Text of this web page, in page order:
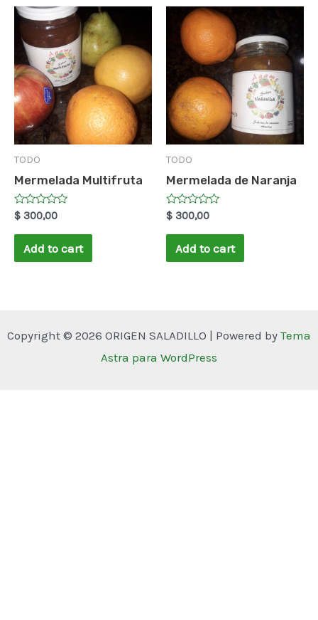
TODO
Mermelada Multifruta
Rated
0
out
$ 300,00
Add to cart
TODO
Mermelada de Naranja
Rated
0
out
$ 300,00
Add to cart
Copyright © 2026 ORIGEN SALADILLO | Powered by Tema
Astra para WordPress